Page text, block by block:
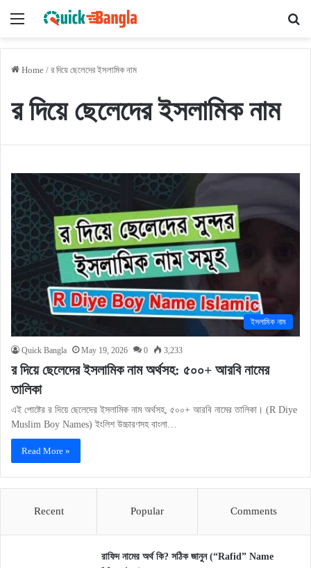
Menu
Home / র দিয়ে ছেলেদের ইসলামিক নাম
র দিয়ে ছেলেদের ইসলামিক নাম
ইসলামিক নাম
Quick Bangla May 19, 2026 0 3,233
র দিয়ে ছেলেদের ইসলামিক নাম অর্থসহ: ৫০০+ আরবি নামের
তালিকা
এই পোষ্টের র দিয়ে ছেলেদের ইসলামিক নাম অর্থসহ, ৫০০+ আরবি নামের তালিকা। (R Diye
Muslim Boy Names) ইংলিশ উচ্চারণসহ বাংলা…
Read More »
Recent Popular Comments
রাফিদ নামের অর্থ কি? সঠিক জানুন (“Rafid” Name